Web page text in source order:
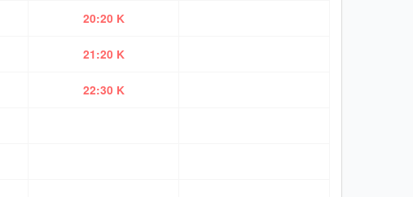
20:20 K
21:20 K
22:30 K